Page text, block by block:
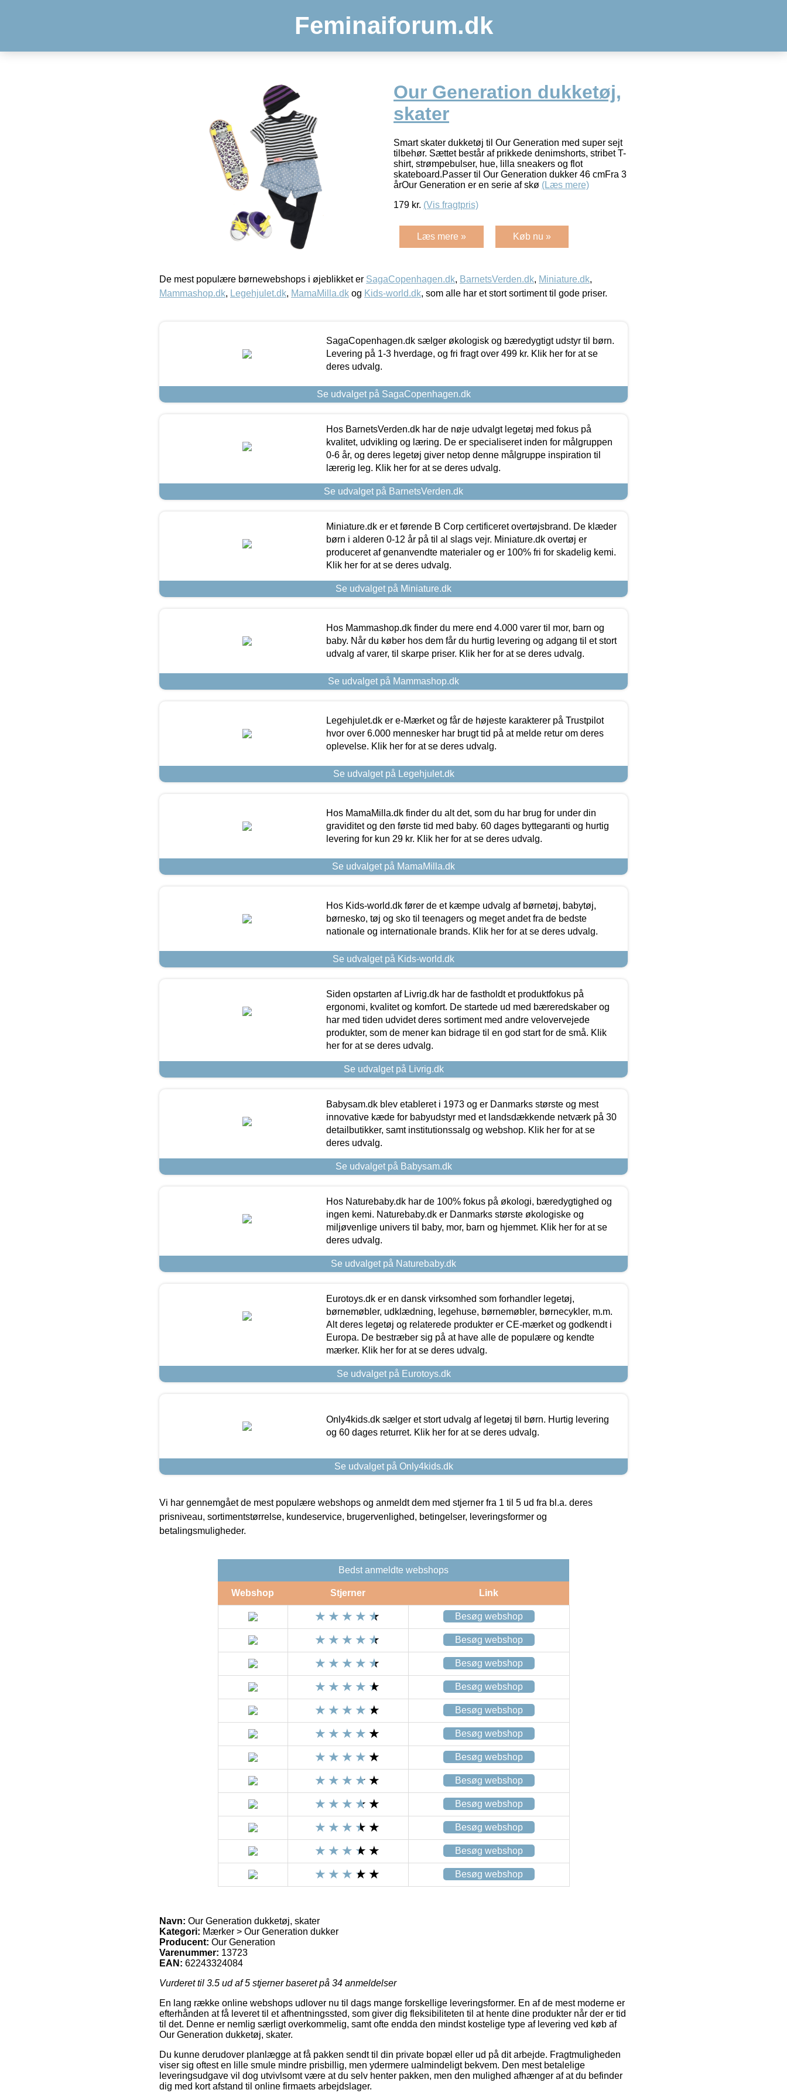
Feminaiforum.dk
Our Generation dukketøj,
skater
Smart skater dukketøj til Our Generation med super sejt
tilbehør. Sættet består af prikkede denimshorts, stribet T-
shirt, strømpebulser, hue, lilla sneakers og flot
skateboard.Passer til Our Generation dukker 46 cmFra 3
årOur Generation er en serie af skø (Læs mere)
179 kr. (Vis fragtpris)
Læs mere » Køb nu »
De mest populære børnewebshops i øjeblikket er SagaCopenhagen.dk, BarnetsVerden.dk, Miniature.dk,
Mammashop.dk, Legehjulet.dk, MamaMilla.dk og Kids-world.dk, som alle har et stort sortiment til gode priser.
SagaCopenhagen.dk sælger økologisk og bæredygtigt udstyr til børn.
Levering på 1-3 hverdage, og fri fragt over 499 kr. Klik her for at se
deres udvalg.
Se udvalget på SagaCopenhagen.dk
Hos BarnetsVerden.dk har de nøje udvalgt legetøj med fokus på
kvalitet, udvikling og læring. De er specialiseret inden for målgruppen
0-6 år, og deres legetøj giver netop denne målgruppe inspiration til
lærerig leg. Klik her for at se deres udvalg.
Se udvalget på BarnetsVerden.dk
Miniature.dk er et førende B Corp certificeret overtøjsbrand. De klæder
børn i alderen 0-12 år på til al slags vejr. Miniature.dk overtøj er
produceret af genanvendte materialer og er 100% fri for skadelig kemi.
Klik her for at se deres udvalg.
Se udvalget på Miniature.dk
Hos Mammashop.dk finder du mere end 4.000 varer til mor, barn og
baby. Når du køber hos dem får du hurtig levering og adgang til et stort
udvalg af varer, til skarpe priser. Klik her for at se deres udvalg.
Se udvalget på Mammashop.dk
Legehjulet.dk er e-Mærket og får de højeste karakterer på Trustpilot
hvor over 6.000 mennesker har brugt tid på at melde retur om deres
oplevelse. Klik her for at se deres udvalg.
Se udvalget på Legehjulet.dk
Hos MamaMilla.dk finder du alt det, som du har brug for under din
graviditet og den første tid med baby. 60 dages byttegaranti og hurtig
levering for kun 29 kr. Klik her for at se deres udvalg.
Se udvalget på MamaMilla.dk
Hos Kids-world.dk fører de et kæmpe udvalg af børnetøj, babytøj,
børnesko, tøj og sko til teenagers og meget andet fra de bedste
nationale og internationale brands. Klik her for at se deres udvalg.
Se udvalget på Kids-world.dk
Siden opstarten af Livrig.dk har de fastholdt et produktfokus på
ergonomi, kvalitet og komfort. De startede ud med bæreredskaber og
har med tiden udvidet deres sortiment med andre velovervejede
produkter, som de mener kan bidrage til en god start for de små. Klik
her for at se deres udvalg.
Se udvalget på Livrig.dk
Babysam.dk blev etableret i 1973 og er Danmarks største og mest
innovative kæde for babyudstyr med et landsdækkende netværk på 30
detailbutikker, samt institutionssalg og webshop. Klik her for at se
deres udvalg.
Se udvalget på Babysam.dk
Hos Naturebaby.dk har de 100% fokus på økologi, bæredygtighed og
ingen kemi. Naturebaby.dk er Danmarks største økologiske og
miljøvenlige univers til baby, mor, barn og hjemmet. Klik her for at se
deres udvalg.
Se udvalget på Naturebaby.dk
Eurotoys.dk er en dansk virksomhed som forhandler legetøj,
børnemøbler, udklædning, legehuse, børnemøbler, børnecykler, m.m.
Alt deres legetøj og relaterede produkter er CE-mærket og godkendt i
Europa. De bestræber sig på at have alle de populære og kendte
mærker. Klik her for at se deres udvalg.
Se udvalget på Eurotoys.dk
Only4kids.dk sælger et stort udvalg af legetøj til børn. Hurtig levering
og 60 dages returret. Klik her for at se deres udvalg.
Se udvalget på Only4kids.dk
Vi har gennemgået de mest populære webshops og anmeldt dem med stjerner fra 1 til 5 ud fra bl.a. deres
prisniveau, sortimentstørrelse, kundeservice, brugervenlighed, betingelser, leveringsformer og
betalingsmuligheder.
Bedst anmeldte webshops
Webshop Stjerner Link
Besøg webshop
Besøg webshop
Besøg webshop
Besøg webshop
Besøg webshop
Besøg webshop
Besøg webshop
Besøg webshop
Besøg webshop
Besøg webshop
Besøg webshop
Besøg webshop
Navn: Our Generation dukketøj, skater
Kategori: Mærker > Our Generation dukker
Producent: Our Generation
Varenummer: 13723
EAN: 62243324084
Vurderet til 3.5 ud af 5 stjerner baseret på 34 anmeldelser
En lang række online webshops udlover nu til dags mange forskellige leveringsformer. En af de mest moderne er
efterhånden at få leveret til et afhentningssted, som giver dig fleksibiliteten til at hente dine produkter når der er tid
til det. Denne er nemlig særligt overkommelig, samt ofte endda den mindst kostelige type af levering ved køb af
Our Generation dukketøj, skater.
Du kunne derudover planlægge at få pakken sendt til din private bopæl eller ud på dit arbejde. Fragtmuligheden
viser sig oftest en lille smule mindre prisbillig, men ydermere ualmindeligt bekvem. Den mest betalelige
leveringsudgave vil dog utvivlsomt være at du selv henter pakken, men den mulighed afhænger af at du befinder
dig med kort afstand til online firmaets arbejdslager.